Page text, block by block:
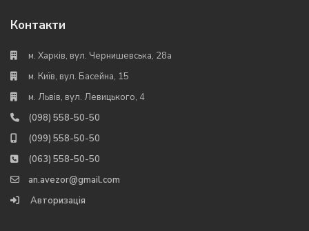
Контакти
м. Харків, вул. Чернишевська, 28а
м. Київ, вул. Басейна, 15
м. Львів, вул. Левицького, 4
(098) 558-50-50
(099) 558-50-50
(063) 558-50-50
an.avezor@gmail.com
Авторизація